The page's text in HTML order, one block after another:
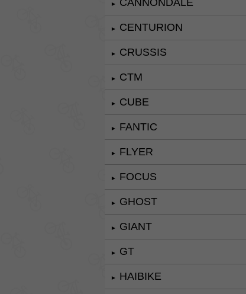
►
► CENTURION
► CRUSSIS
► CTM
► CUBE
► FANTIC
► FLYER
► FOCUS
► GHOST
► GIANT
► GT
► HAIBIKE